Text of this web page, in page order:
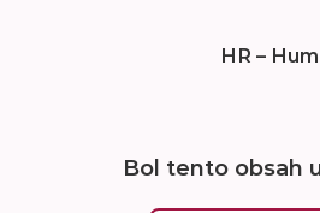
HR –
Bol tento obsah